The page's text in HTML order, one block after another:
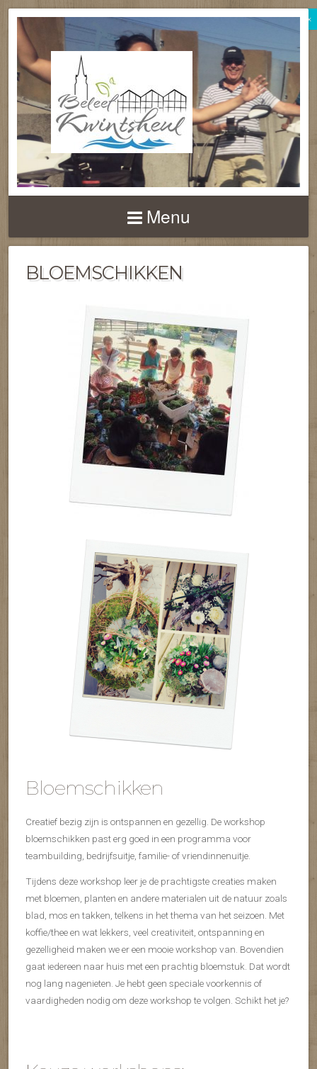
BELEEF
KWINTSHEUL
Menu
BLOEMSCHIKKEN
Bloemschikken
Creatief bezig zijn is ontspannen en gezellig. De workshop
bloemschikken past erg goed in een programma voor
teambuilding, bedrijfsuitje, familie- of vriendinnenuitje.
Tijdens deze workshop leer je de prachtigste creaties maken
met bloemen, planten en andere materialen uit de natuur zoals
blad, mos en takken, telkens in het thema van het seizoen. Met
koffie/thee en wat lekkers, veel creativiteit, ontspanning en
gezelligheid maken we er een mooie workshop van. Bovendien
gaat iedereen naar huis met een prachtig bloemstuk. Dat wordt
nog lang nagenieten. Je hebt geen speciale voorkennis of
vaardigheden nodig om deze workshop te volgen. Schikt het je?
×